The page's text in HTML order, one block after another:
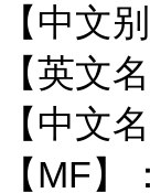
【中文
【英文
【中文
【MF